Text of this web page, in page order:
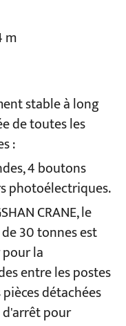
m
stable à long
de toutes les
:
4 boutons
photoélectriques.
CRANE, le
30 tonnes est
la
entre les postes
détachées
pour